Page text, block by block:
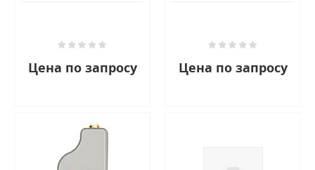
Цена по запросу Цена по запросу